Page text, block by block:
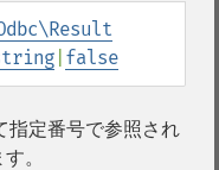
false
指定番号で参照され
。